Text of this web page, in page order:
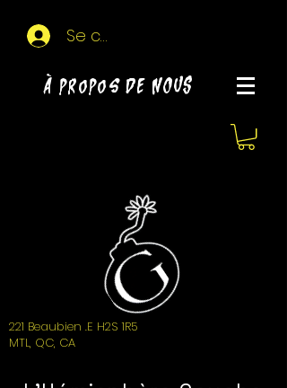
Se connecter
À propos de NOUS
221 Beaubien .E H2S 1R5
MTL, QC, CA